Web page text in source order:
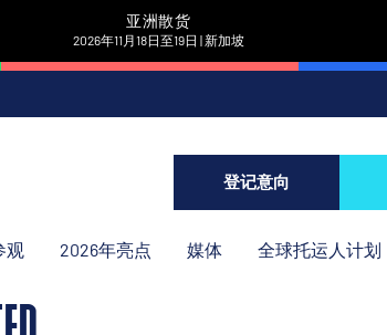
亚洲散货
2026年11月18日至19日 | 新加坡
登记意向
观 2026年亮点 媒体 全球托运人计划